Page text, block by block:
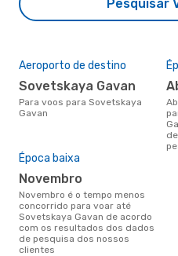
Pesquisar
Aeroporto de destino
Sovetskaya Gavan
Para voos para Sovetskaya
Gavan
abril é a altura mais concorrida
Época baixa
novembro
novembro é o tempo menos
concorrido para voar até
Sovetskaya Gavan de acordo
com os resultados dos dados
de pesquisa dos nossos
clientes